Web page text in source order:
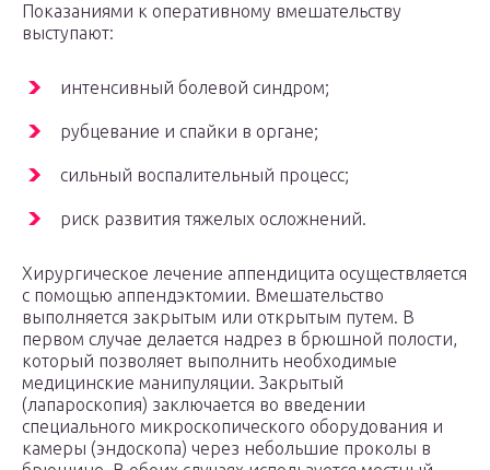
Показаниями к оперативному вмешательству
выступают:
интенсивный болевой синдром;
рубцевание и спайки в органе;
сильный воспалительный процесс;
риск развития тяжелых осложнений.
Хирургическое лечение аппендицита осуществляется
с помощью аппендэктомии. Вмешательство
выполняется закрытым или открытым путем. В
первом случае делается надрез в брюшной полости,
который позволяет выполнить необходимые
медицинские манипуляции. Закрытый
(лапароскопия) заключается во введении
специального микроскопического оборудования и
камеры (эндоскопа) через небольшие проколы в